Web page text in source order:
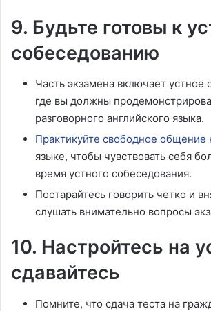
9. Будьте готовы к
собеседованию
Часть экзамена включает устное
где вы должны
разговорного английского языка.
Практикуйте свободное общение
языке, чтобы чувствовать себя
время устного собеседования.
Постарайтесь говорить четко и
слушать внимательно вопросы
10. Настройтесь на
сдавайтесь
Помните, что сдача теста на